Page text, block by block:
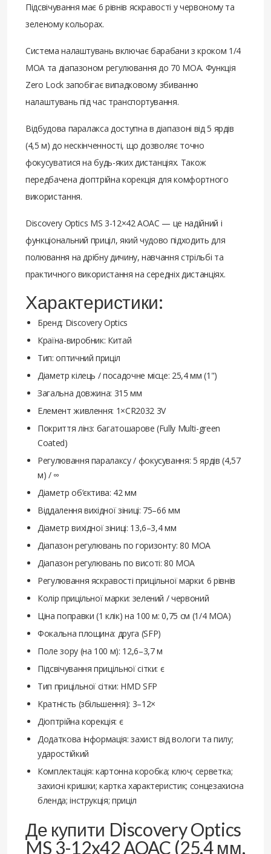
Підсвічування має 6 рівнів яскравості у червоному та
зеленому кольорах.
Система налаштувань включає барабани з кроком 1/4
MOA та діапазоном регулювання до 70 MOA. Функція
Zero Lock запобігає випадковому збиванню
налаштувань під час транспортування.
Відбудова паралакса доступна в діапазоні від 5 ярдів
(4,5 м) до нескінченності, що дозволяє точно
фокусуватися на будь-яких дистанціях. Також
передбачена діоптрійна корекція для комфортного
використання.
Discovery Optics MS 3-12×42 AOAC — це надійний і
функціональний приціл, який чудово підходить для
полювання на дрібну дичину, навчання стрільбі та
практичного використання на середніх дистанціях.
Характеристики:
Бренд: Discovery Optics
Країна-виробник: Китай
Тип: оптичний приціл
Діаметр кілець / посадочне місце: 25,4 мм (1")
Загальна довжина: 315 мм
Елемент живлення: 1×CR2032 3V
Покриття лінз: багатошарове (Fully Multi-green
Coated)
Регулювання паралаксу / фокусування: 5 ярдів (4,57
м) / ∞
Діаметр об’єктива: 42 мм
Віддалення вихідної зіниці: 75–66 мм
Діаметр вихідної зіниці: 13,6–3,4 мм
Діапазон регулювань по горизонту: 80 MOA
Діапазон регулювань по висоті: 80 MOA
Регулювання яскравості прицільної марки: 6 рівнів
Колір прицільної марки: зелений / червоний
Ціна поправки (1 клік) на 100 м: 0,75 см (1/4 MOA)
Фокальна площина: друга (SFP)
Поле зору (на 100 м): 12,6–3,7 м
Підсвічування прицільної сітки: є
Тип прицільної сітки: HMD SFP
Кратність (збільшення): 3–12×
Діоптрійна корекція: є
Додаткова інформація: захист від вологи та пилу;
ударостійкий
Комплектація: картонна коробка; ключ; серветка;
захисні кришки; картка характеристик; сонцезахисна
бленда; інструкція; приціл
Де купити Discovery Optics
MS 3-12x42 AOAC (25.4 мм,